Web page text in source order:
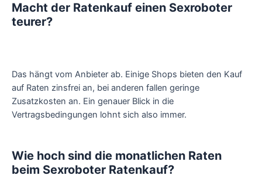
Macht der Ratenkauf einen Sexroboter
teurer?
Das hängt vom Anbieter ab. Einige Shops bieten den Kauf
auf Raten zinsfrei an, bei anderen fallen geringe
Zusatzkosten an. Ein genauer Blick in die
Vertragsbedingungen lohnt sich also immer.
Wie hoch sind die monatlichen Raten
beim Sexroboter Ratenkauf?